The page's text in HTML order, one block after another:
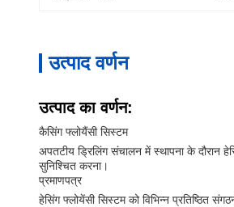
उत्पाद वर्णन
उत्पाद का वर्णन:
कैसिंग फ्लोयैंसी सिस्टम
अपतटीय ड्रिलिंग संचालन में स्थापना के दौरान
सुनिश्चित करना।
प्रमाणपत्र
हेसिंग फ्लोयेंसी सिस्टम को विभिन्न प्रतिष्ठित